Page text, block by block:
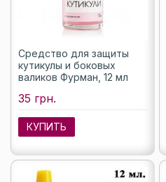
Средство для защиты
кутикулы и боковых
валиков Фурман, 12 мл
35 грн.
КУПИТЬ